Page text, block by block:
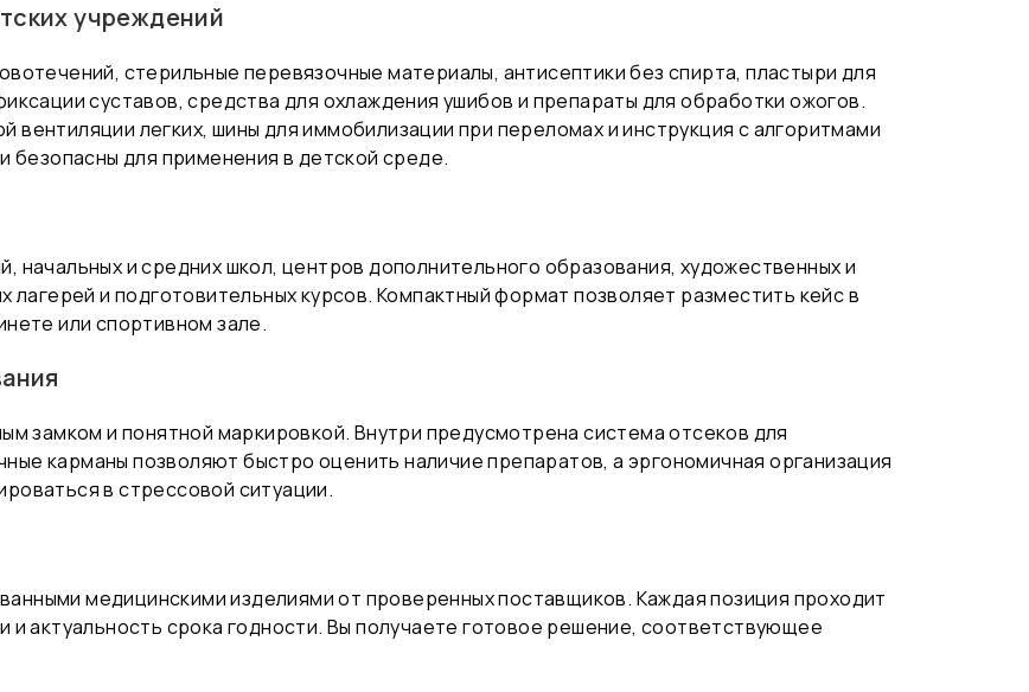
учреждений
стерильные перевязочные материалы, антисептики без спирта, пластыри для
суставов, средства для охлаждения ушибов и препараты для обработки ожогов.
вентиляции легких, шины для иммобилизации при переломах и инструкция с алгоритмами
безопасны для применения в детской среде.
начальных и средних школ, центров дополнительного образования, художественных и
лагерей и подготовительных курсов. Компактный формат позволяет разместить кейс в
или спортивном зале.
замком и понятной маркировкой. Внутри предусмотрена система отсеков для
карманы позволяют быстро оценить наличие препаратов, а эргономичная организация
в стрессовой ситуации.
медицинскими изделиями от проверенных поставщиков. Каждая позиция проходит
и актуальность срока годности. Вы получаете готовое решение, соответствующее